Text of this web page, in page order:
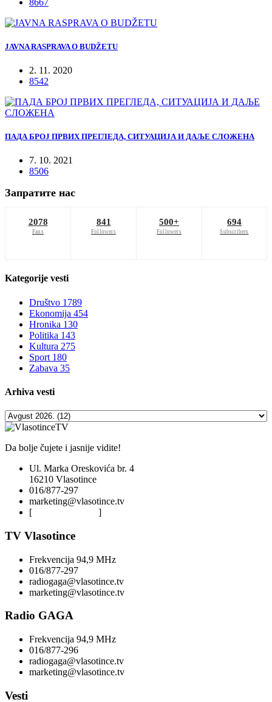
JAVNA RASPRAVA O BUDŽETU
2. 11. 2020
8542
ПАДА БРОЈ ПРВИХ ПРЕГЛЕДА, СИТУАЦИЈА И ДАЉЕ СЛОЖЕНА
7. 10. 2021
8506
Запратите нас
2078
Fans
841
Followers
500+
Followers
694
Subscribers
Kategorije vesti
Društvo 1789
Ekonomija 454
Hronika 130
Politika 143
Kultura 275
Sport 180
Zabava 35
Arhiva vesti
Da bolje čujete i jasnije vidite!
Ul. Marka Oreskovića br. 4
16210 Vlasotince
016/877-297
marketing@vlasotince.tv
[
]
TV Vlasotince
Frekvencija 94,9 MHz
016/877-297
radiogaga@vlasotince.tv
marketing@vlasotince.tv
Radio GAGA
Frekvencija 94,9 MHz
016/877-296
radiogaga@vlasotince.tv
marketing@vlasotince.tv
Vesti